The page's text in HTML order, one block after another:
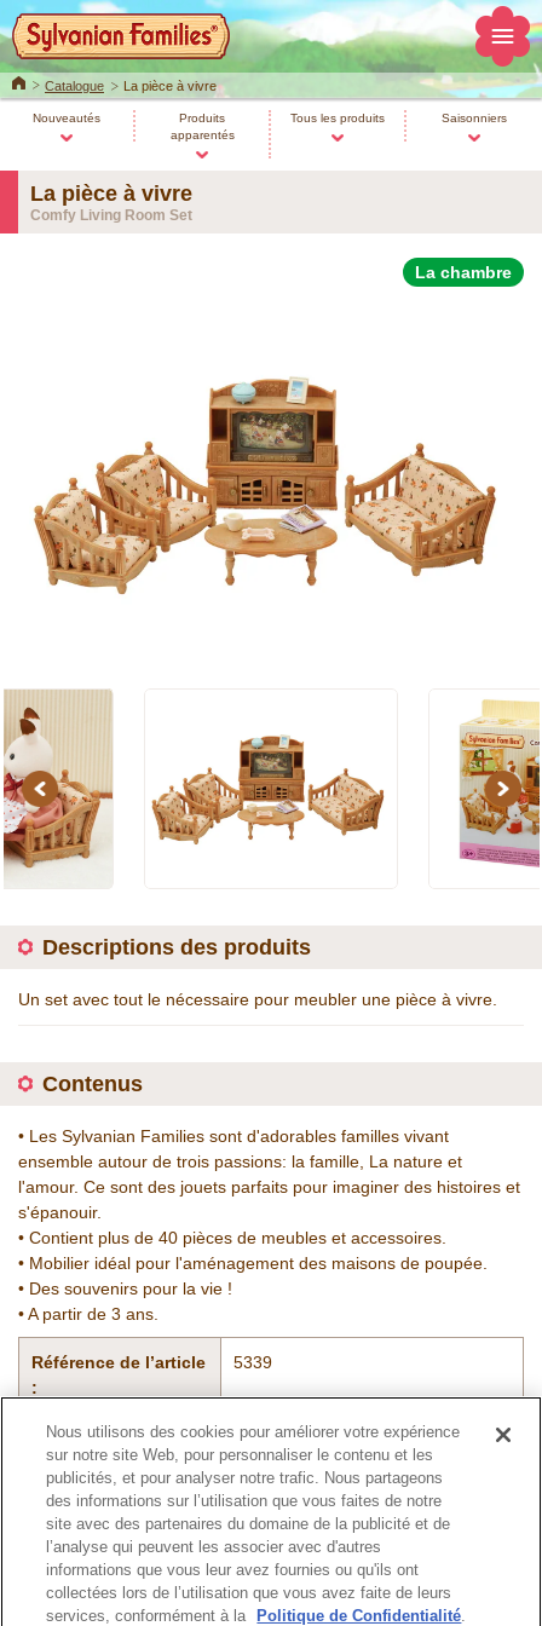
HomeCatalogue La pièce à vivre
Nouveautés
Produits
apparentés
Tous les produits Saisonniers
La pièce à vivre
Comfy Living Room Set
La chambre
Previous Next
Descriptions des produits
Un set avec tout le nécessaire pour meubler une pièce à vivre.
Contenus
• Les Sylvanian Families sont d'adorables familles vivant
ensemble autour de trois passions: la famille, La nature et
l'amour. Ce sont des jouets parfaits pour imaginer des histoires et
s'épanouir.
• Contient plus de 40 pièces de meubles et accessoires.
• Mobilier idéal pour l'aménagement des maisons de poupée.
• Des souvenirs pour la vie !
• A partir de 3 ans.
Référence de l’article
:
5339
Catalogue
Haut de page
Nous utilisons des cookies pour améliorer votre expérience
sur notre site Web, pour personnaliser le contenu et les
publicités, et pour analyser notre trafic. Nous partageons
des informations sur l’utilisation que vous faites de notre
site avec des partenaires du domaine de la publicité et de
l’analyse qui peuvent les associer avec d'autres
informations que vous leur avez fournies ou qu'ils ont
collectées lors de l’utilisation que vous avez faite de leurs
services, conformément à la
Politique de Confidentialité.